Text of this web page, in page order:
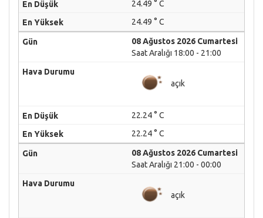
24.49 ° C
24.49 ° C
08 Ağustos 2026 Cumartesi
Saat Aralığı 18:00 - 21:00
açık
22.24 ° C
22.24 ° C
08 Ağustos 2026 Cumartesi
Saat Aralığı 21:00 - 00:00
açık